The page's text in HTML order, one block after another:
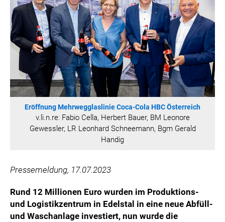
ÖSTERREICHISCHE SPORTHILFE
KESCH
BARFLY'S CLUB
SPORTS MEDIA AUSTRIA
CULINARIUS
RECYCLEMICH-INITIATIVE
VIER HOCH VIER
ALFIES
HANNERSBERG
WILHELM-EXNER-MEDAILLEN STIFTUNG
EWP RECYCLING PFAND ÖSTERREICH
ANNEMARIE CHARITY
IMPERIAL MARKETS
TRÄGERVEREIN EINWEGPFAND
Eröffnung Mehrwegglaslinie Coca-Cola HBC Österreich
v.li.n.re: Fabio Cella, Herbert Bauer, BM Leonore
Gewessler, LR Leonhard Schneemann, Bgm Gerald
Handig
Pressemeldung, 17.07.2023
Rund 12 Millionen Euro wurden im Produktions-
und Logistikzentrum in Edelstal in eine neue Abfüll-
und Waschanlage investiert, nun wurde die